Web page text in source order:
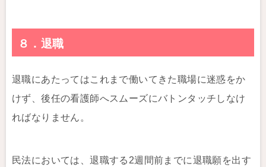
８．退職
退職にあたってはこれまで働いてきた職場に迷惑をか
けず、後任の看護師へスムーズにバトンタッチしなけ
ればなりません。
民法においては、退職する2週間前までに退職願を出す